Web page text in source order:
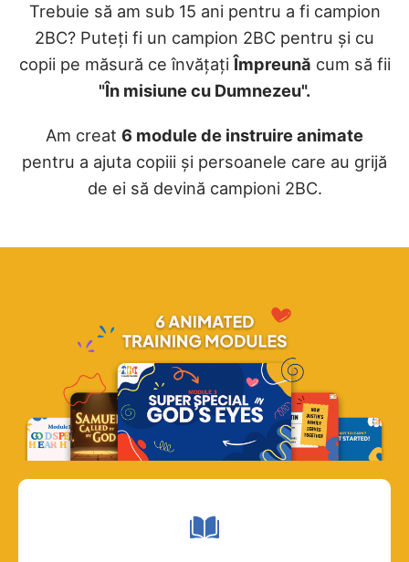
Trebuie să am sub 15 ani pentru a fi campion
2BC? Puteți fi un campion 2BC pentru și cu
copii pe măsură ce învățațiÎmpreună cum să fii
"În misiune cu Dumnezeu".
Am creat 6 module de instruire animate
pentru a ajuta copiii și persoanele care au grijă
de ei să devină campioni 2BC.